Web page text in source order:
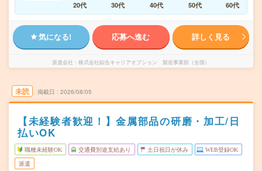
20代
30代 40代 50代 60代
気になる! 応募へ進む 詳しく見る
派遣会社 株式会社綜合キャリアオプション 製造事業部（全国）
未読 掲載日 2026/08/05
【未経験者歓迎！】金属部品の研磨・加工/日
払いOK
職種未経験OK 交通費別途支給あり 土日祝日が休み WEB登録OK
派遣